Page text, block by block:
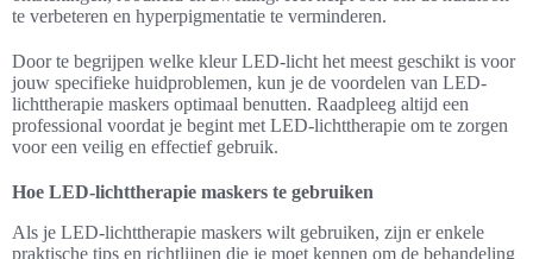
te verbeteren en hyperpigmentatie te verminderen.
Door te begrijpen welke kleur LED-licht het meest geschikt is voor
jouw specifieke huidproblemen, kun je de voordelen van LED-
lichttherapie maskers optimaal benutten. Raadpleeg altijd een
professional voordat je begint met LED-lichttherapie om te zorgen
voor een veilig en effectief gebruik.
Hoe LED-lichttherapie maskers te gebruiken
Als je LED-lichttherapie maskers wilt gebruiken, zijn er enkele
praktische tips en richtlijnen die je moet kennen om de behandeling